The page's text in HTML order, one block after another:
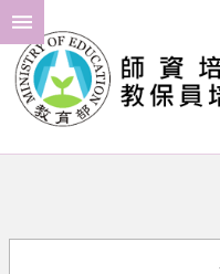
跳到主要內容區塊
進
階
搜
尋
新